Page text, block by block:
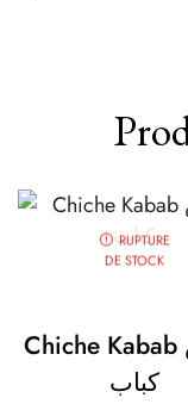
RUPTURE
DE STOCK
Chiche Kabab شيش
كباب